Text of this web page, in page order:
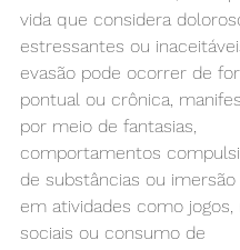
vida que considera
estressantes ou
evasão pode ocorrer de
pontual ou crônica,
por meio de fantasias,
comportamentos
de substâncias ou
em atividades como jogos,
sociais ou consumo de